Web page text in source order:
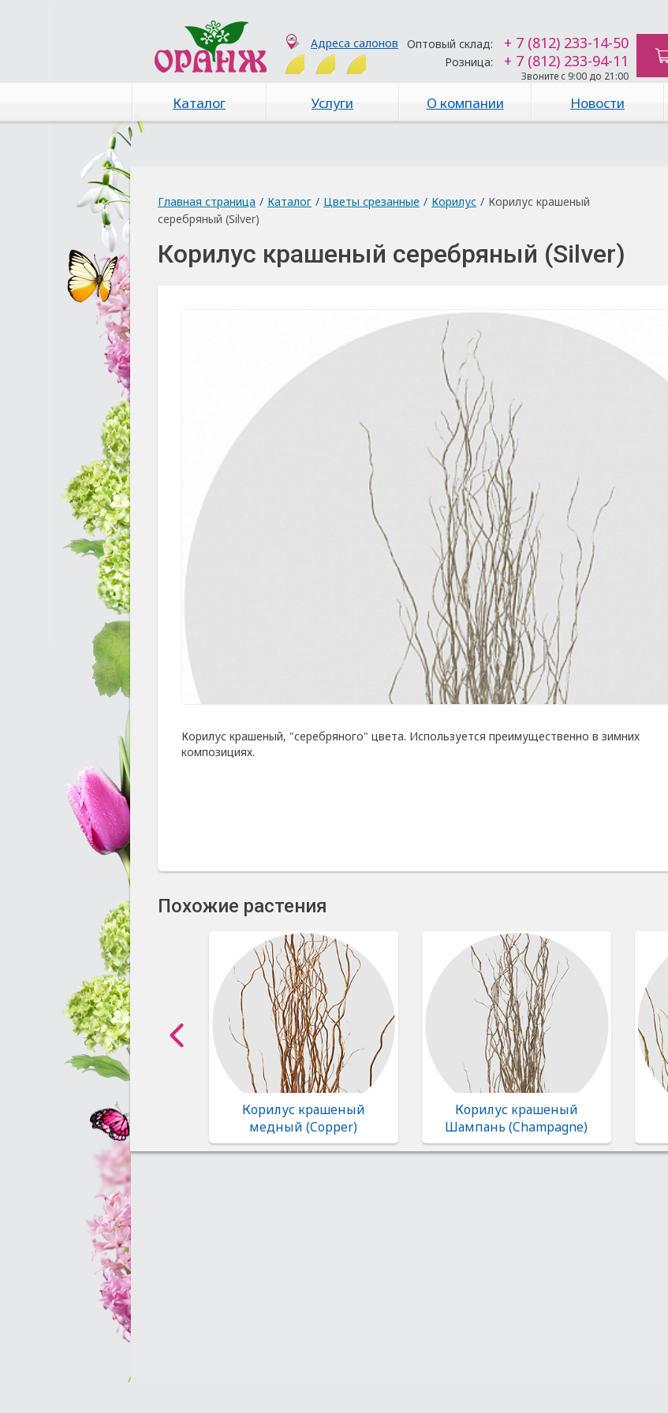
Адреса салонов Оптовый склад: + 7 (812) 233-14-50
Розница: + 7 (812) 233-94-11
Звоните с 9:00 до 21:00
Каталог Услуги О компании Новости
Главная страница / Каталог / Цветы срезанные / Корилус / Корилус крашеный
серебряный (Silver)
Корилус крашеный серебряный (Silver)
Корилус крашеный, "серебряного" цвета. Используется преимущественно в зимних
композициях.
Похожие растения
Корилус крашеный
медный (Copper)
Корилус крашеный
Шампань (Champagne)